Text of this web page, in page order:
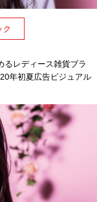
ク
るレディース雑貨ブラ
年初夏広告ビジュアル